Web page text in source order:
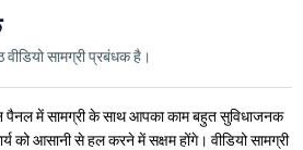
वीडियो सामग्री प्रबंधक है।
पैनल में सामग्री के साथ आपका काम बहुत सुविधाजनक
को आसानी से हल करने में सक्षम होंगे। वीडियो सामग्री